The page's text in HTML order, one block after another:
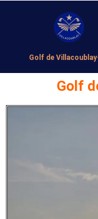
Golf de
Golf